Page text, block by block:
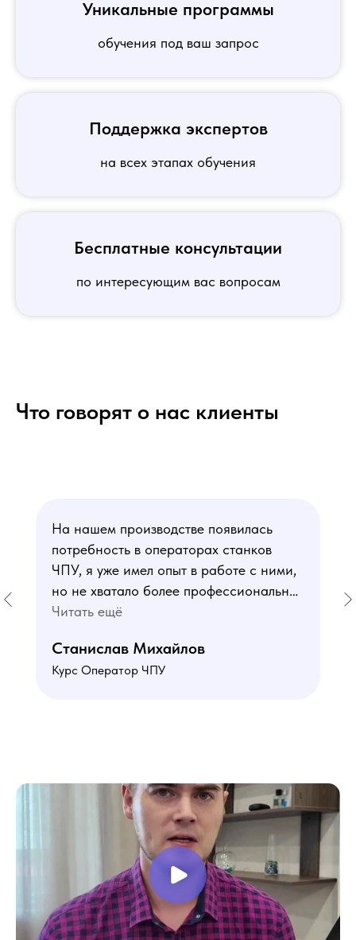
Уникальные программы
обучения под ваш запрос
Поддержка экспертов
на всех этапах обучения
Бесплатные консультации
по интересующим вас вопросам
Что говорят о нас клиенты
На нашем производстве появилась
потребность в операторах станков
ЧПУ, я уже имел опыт в работе с ними,
но не хватало более профессиональных
знаний. В курсе мне понравился блок
и программированию - это как раз то,
чего мне не хватало. Преподаватели
доволен, в работе всё пригодилось!
Читать ещё
Станислав Михайлов
Курс Оператор ЧПУ